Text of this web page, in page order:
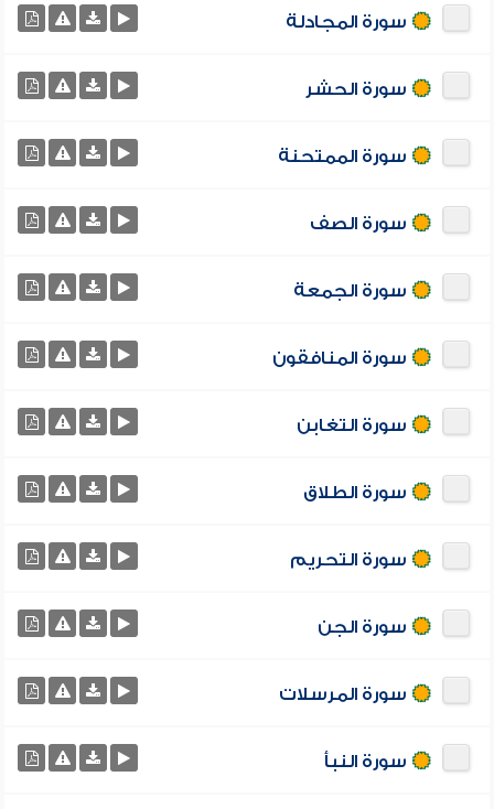
سورة المجادلة
سورة الحشر
سورة الممتحنة
سورة الصف
سورة الجمعة
سورة المنافقون
سورة التغابن
سورة الطلاق
سورة التحريم
سورة الجن
سورة المرسلات
سورة النبأ